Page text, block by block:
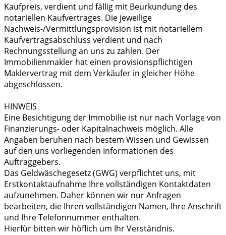
Kaufpreis, verdient und fällig mit Beurkundung des
notariellen Kaufvertrages. Die jeweilige
Nachweis-/Vermittlungsprovision ist mit notariellem
Kaufvertragsabschluss verdient und nach
Rechnungsstellung an uns zu zahlen. Der
Immobilienmakler hat einen provisionspflichtigen
Maklervertrag mit dem Verkäufer in gleicher Höhe
abgeschlossen.
HINWEIS
Eine Besichtigung der Immobilie ist nur nach Vorlage von
Finanzierungs- oder Kapitalnachweis möglich. Alle
Angaben beruhen nach bestem Wissen und Gewissen
auf den uns vorliegenden Informationen des
Auftraggebers.
Das Geldwäschegesetz (GWG) verpflichtet uns, mit
Erstkontaktaufnahme Ihre vollständigen Kontaktdaten
aufzunehmen. Daher können wir nur Anfragen
bearbeiten, die Ihren vollständigen Namen, Ihre Anschrift
und Ihre Telefonnummer enthalten.
Hierfür bitten wir höflich um Ihr Verständnis.